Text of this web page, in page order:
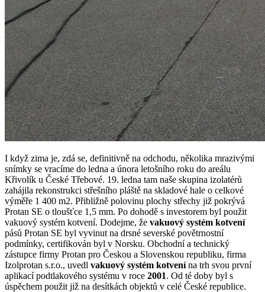
I když zima je, zdá se, definitivně na odchodu, několika mrazivými
snímky se vracíme do ledna a února letošního roku do areálu
Křivolík u České Třebové. 19. ledna tam naše skupina izolatérů
zahájila rekonstrukci střešního pláště na skladové hale o celkové
výměře 1 400 m2. Přibližně polovinu plochy střechy již pokrývá
Protan SE o tloušťce 1,5 mm. Po dohodě s investorem byl použit
vakuový systém kotvení. Dodejme, že vakuový systém kotvení
pásů Protan SE byl vyvinut na drsné severské povětrnostní
podmínky, certifikován byl v Norsku. Obchodní a technický
zástupce firmy Protan pro Českou a Slovenskou republiku, firma
Izolprotan s.r.o., uvedl vakuový systém kotvenína trh svou první
aplikací podtlakového systému v roce 2001. Od té doby byl s
úspěchem použit již na desítkách objektů v celé České republice.